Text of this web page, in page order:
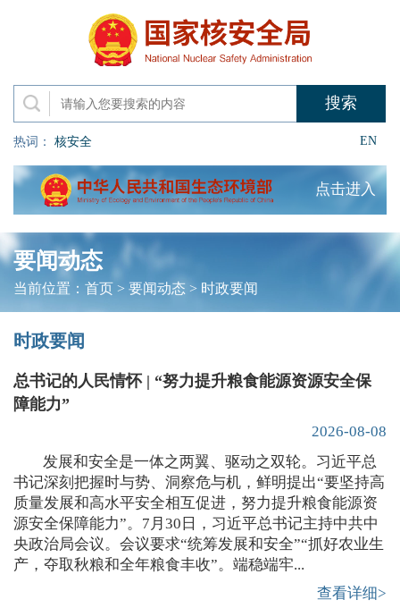
热词： 核安全 EN
点击进入
要闻动态
当前位置： 首页> 要闻动态 > 时政要闻
时政要闻
总书记的人民情怀 | “努力提升粮食能源资源安全保
障能力”
2026-08-08
发展和安全是一体之两翼、驱动之双轮。习近平总
书记深刻把握时与势、洞察危与机，鲜明提出“要坚持高
质量发展和高水平安全相互促进，努力提升粮食能源资
源安全保障能力”。7月30日，习近平总书记主持中共中
央政治局会议。会议要求“统筹发展和安全”“抓好农业生
产，夺取秋粮和全年粮食丰收”。端稳端牢...
查看详细>